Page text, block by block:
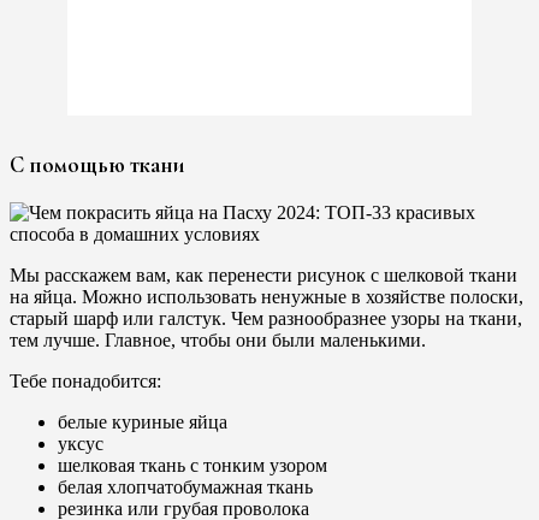
С помощью ткани
Мы расскажем вам, как перенести рисунок с шелковой ткани
на яйца. Можно использовать ненужные в хозяйстве полоски,
старый шарф или галстук. Чем разнообразнее узоры на ткани,
тем лучше. Главное, чтобы они были маленькими.
Тебе понадобится:
белые куриные яйца
уксус
шелковая ткань с тонким узором
белая хлопчатобумажная ткань
резинка или грубая проволока